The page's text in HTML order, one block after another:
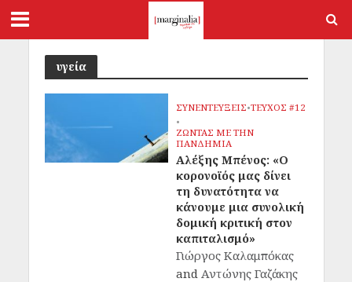
υγεία
ΣΥΝΕΝΤΕΥΞΕΙΣ•ΤΕΥΧΟΣ #12
•
ΖΩΝΤΑΣ ΜΕ ΤΗΝ
ΠΑΝΔΗΜΙΑ
Αλέξης Μπένος: «Ο
κορονοϊός μας δίνει
τη δυνατότητα να
κάνουμε μια συνολική
δομική κριτική στον
καπιταλισμό»
Γιώργος Καλαμπόκας
and Αντώνης Γαζάκης